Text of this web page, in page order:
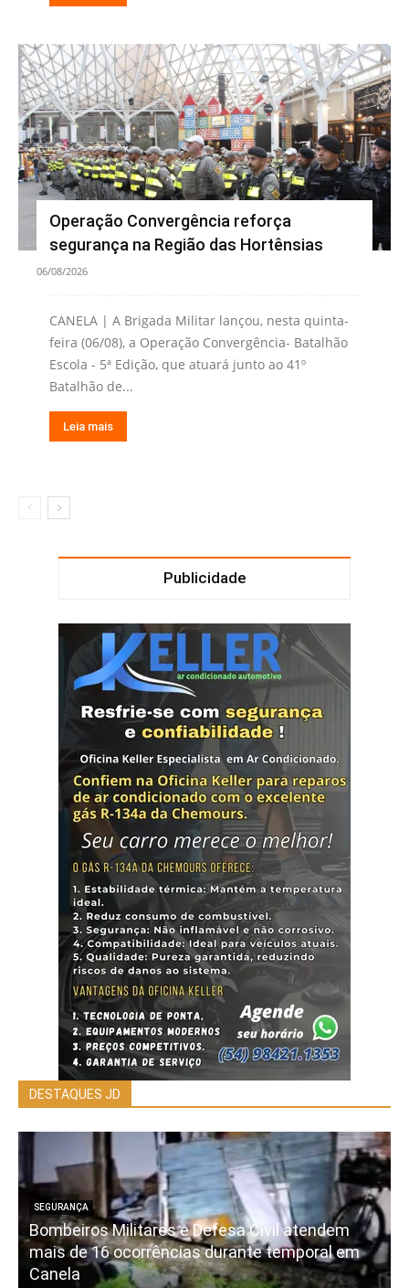
Operação Convergência reforça
segurança na Região das Hortênsias
06/08/2026
CANELA | A Brigada Militar lançou, nesta quinta-
feira (06/08), a Operação Convergência- Batalhão
Escola - 5ª Edição, que atuará junto ao 41º
Batalhão de...
Leia mais
Publicidade
DESTAQUES JD
SEGURANÇA
Bombeiros Militares e Defesa Civil atendem
mais de 16 ocorrências durante temporal em
Canela